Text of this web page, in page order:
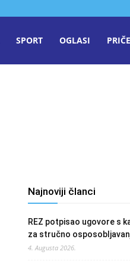
SPORT OGLASI PRIČE
Najnoviji članci
REZ potpisao ugovore s
za stručno
4. Augusta 2026.